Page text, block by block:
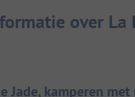
over La
Jade, kamperen